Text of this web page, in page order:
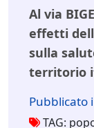
Al via
effetti
sulla
territorio
Pubblicato
TAG: